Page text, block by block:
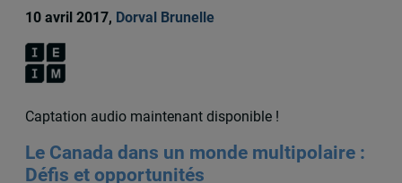
10 avril 2017, Dorval Brunelle
Captation audio maintenant disponible !
Le Canada dans un monde multipolaire :
Défis et opportunités